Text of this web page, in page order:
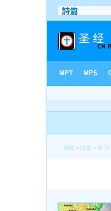
聖經 >詩篇 > 章 78